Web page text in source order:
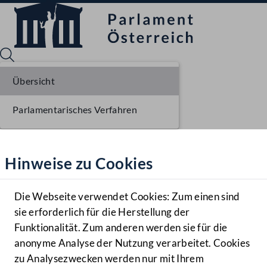
Hilfe
Benutzer
Navigationsmenü öffnen
MENÜ
Hinweise zu Cookies
Die Webseite verwendet Cookies: Zum einen sind
sie erforderlich für die Herstellung der
Funktionalität. Zum anderen werden sie für die
anonyme Analyse der Nutzung verarbeitet. Cookies
zu Analysezwecken werden nur mit Ihrem
Übersicht
Parlamentarisches Verfahren